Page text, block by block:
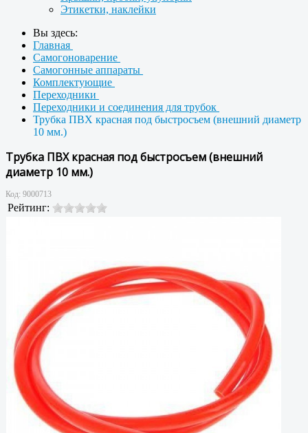
Этикетки, наклейки
Вы здесь:
Главная
Самогоноварение
Самогонные аппараты
Комплектующие
Переходники
Переходники и соединения для трубок
Трубка ПВХ красная под быстросъем (внешний диаметр
10 мм.)
Трубка ПВХ красная под быстросъем (внешний
диаметр 10 мм.)
Код: 9000713
Рейтинг: